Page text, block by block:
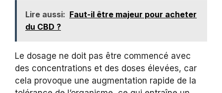
Lire aussi: Faut-il être majeur pour acheter
du CBD ?
Le dosage ne doit pas être commencé avec
des concentrations et des doses élevées, car
cela provoque une augmentation rapide de la